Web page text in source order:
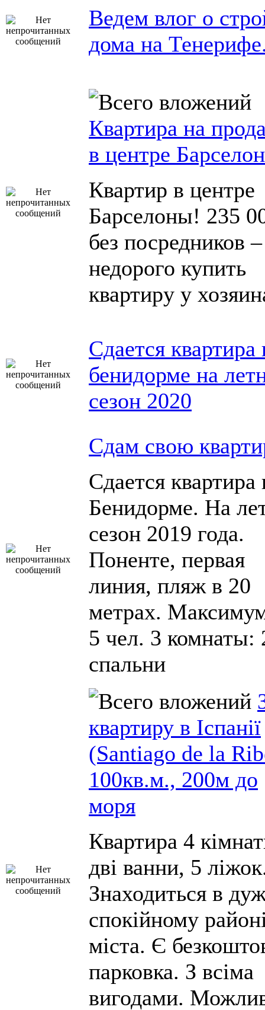
Ведем влог о
дома на
Квартира на
в центре
Квартир в центре
Барселоны! 235
без посредников –
недорого купить
квартирy у
Сдается квартира
бенидорме на
сезон 2020
Сдам свою
Сдается квартира
Бенидорме. На
сезон 2019 года.
Поненте, первая
линия, пляж в 20
метрах.
5 чел. 3 комнаты:
спальни
квартиру в Іспанії
(Santiago de la
100кв.м., 200м до
моря
Квартира 4
дві ванни, 5
Знаходиться в
спокійному
міста. Є
парковка. З всіма
вигодами.